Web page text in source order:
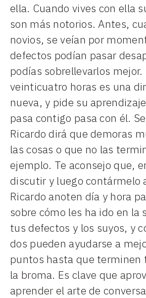
ella. Cuando vives con ella
son más notorios. Antes,
novios, se veían por
defectos podían pasar
podías sobrellevarlos mejor.
veinticuatro horas es una
nueva, y pide su
pasa contigo pasa con él.
Ricardo dirá que demoras
las cosas o que no las
ejemplo. Te aconsejo que,
discutir y luego contármelo
Ricardo anoten día y hora
sobre cómo les ha ido en la
tus defectos y los suyos, y
dos pueden ayudarse a
puntos hasta que terminen
la broma. Es clave que
aprender el arte de